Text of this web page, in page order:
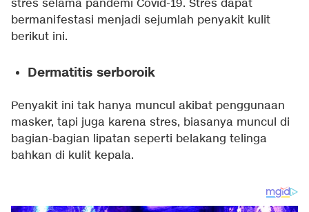
stres selama pandemi Covid-19. Stres dapat
bermanifestasi menjadi sejumlah penyakit kulit
berikut ini.
Dermatitis serboroik
Penyakit ini tak hanya muncul akibat penggunaan
masker, tapi juga karena stres, biasanya muncul di
bagian-bagian lipatan seperti belakang telinga
bahkan di kulit kepala.